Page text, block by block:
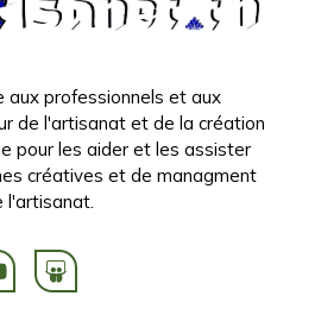
professionnels et aux
de l'artisanat et de la création
pour les aider et les assister
créatives et de managment
l'artisanat.